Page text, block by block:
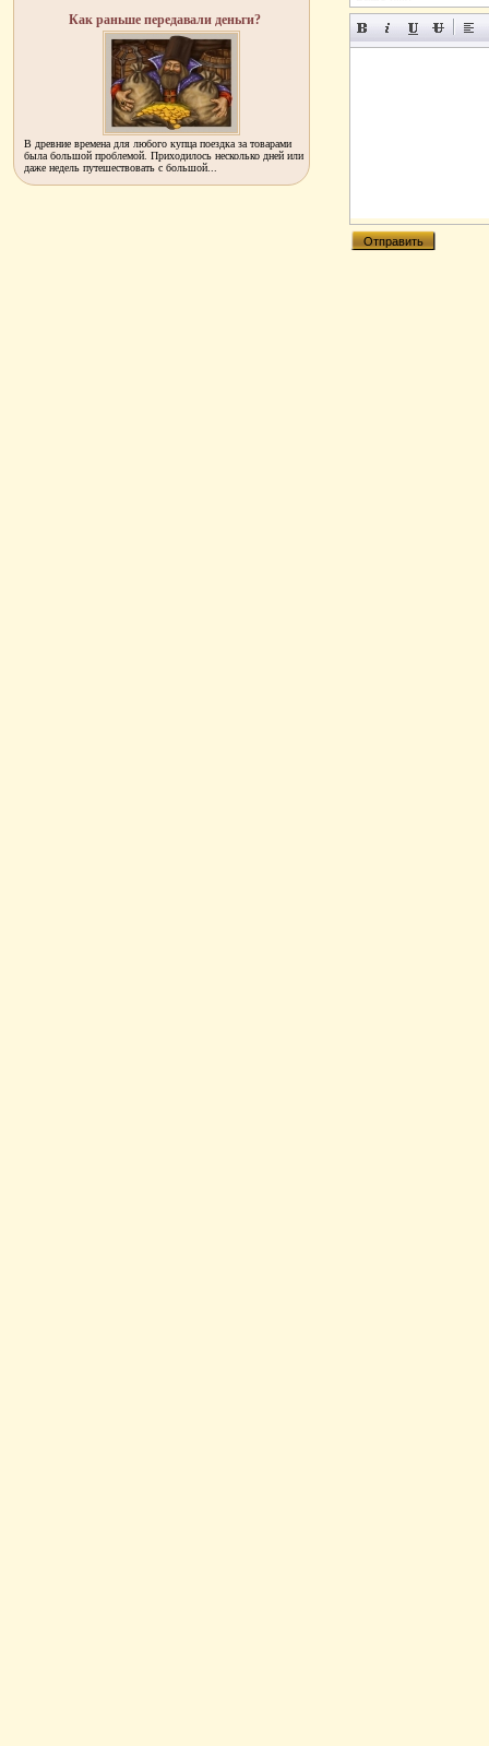
Как раньше передавали деньги?
В древние времена для любого купца поездка за товарами
была большой проблемой. Приходилось несколько дней или
даже недель путешествовать с большой...